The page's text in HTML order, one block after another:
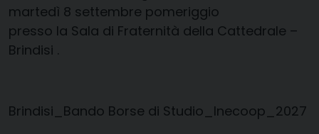
martedì 8 settembre pomeriggio
presso la Sala di Fraternità della Cattedrale –
Brindisi .
Brindisi_Bando Borse di Studio_Inecoop_2027